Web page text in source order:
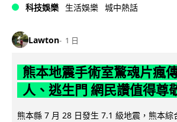
科技娛樂 生活娛樂 城中熱話
Lawton 1 日
熊本地震手術室驚魂片瘋
人、逃生門 網民讚值得尊
熊本縣 7 月 28 日發生 7.1 級地震，熊本綜